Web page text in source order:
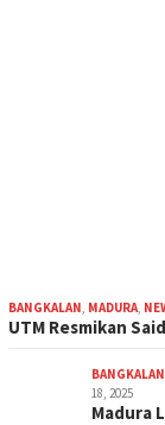
BANGKALAN MADURA
UTM Resmikan
BANGKALAN
18, 2025
Madura